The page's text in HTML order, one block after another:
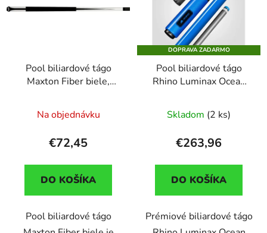
Pool biliardové tágo
Maxton Fiber biele,
13mm koža
Na objednávku
€72,45
DO KOŠÍKA
Pool biliardové tágo
DOPRAVA ZADARMO
Pool biliardové tágo
Rhino Luminax Ocean
12,5mm Sport Wrap
Skladom (2 ks)
€263,96
DO KOŠÍKA
Prémiové biliardové tágo